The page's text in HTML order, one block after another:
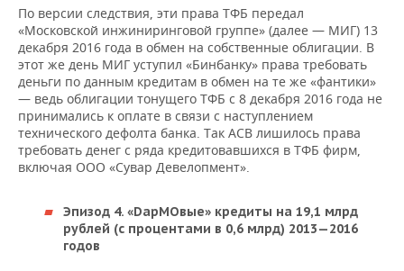
По версии следствия, эти права ТФБ передал
«Московской инжиниринговой группе» (далее — МИГ) 13
декабря 2016 года в обмен на собственные облигации. В
этот же день МИГ уступил «Бинбанку» права требовать
деньги по данным кредитам в обмен на те же «фантики»
— ведь облигации тонущего ТФБ с 8 декабря 2016 года не
принимались к оплате в связи с наступлением
технического дефолта банка. Так АСВ лишилось права
требовать денег с ряда кредитовавшихся в ТФБ фирм,
включая ООО «Сувар Девелопмент».
Эпизод 4. «DарМОвые» кредиты на 19,1 млрд
рублей (с процентами в 0,6 млрд) 2013—2016
годов